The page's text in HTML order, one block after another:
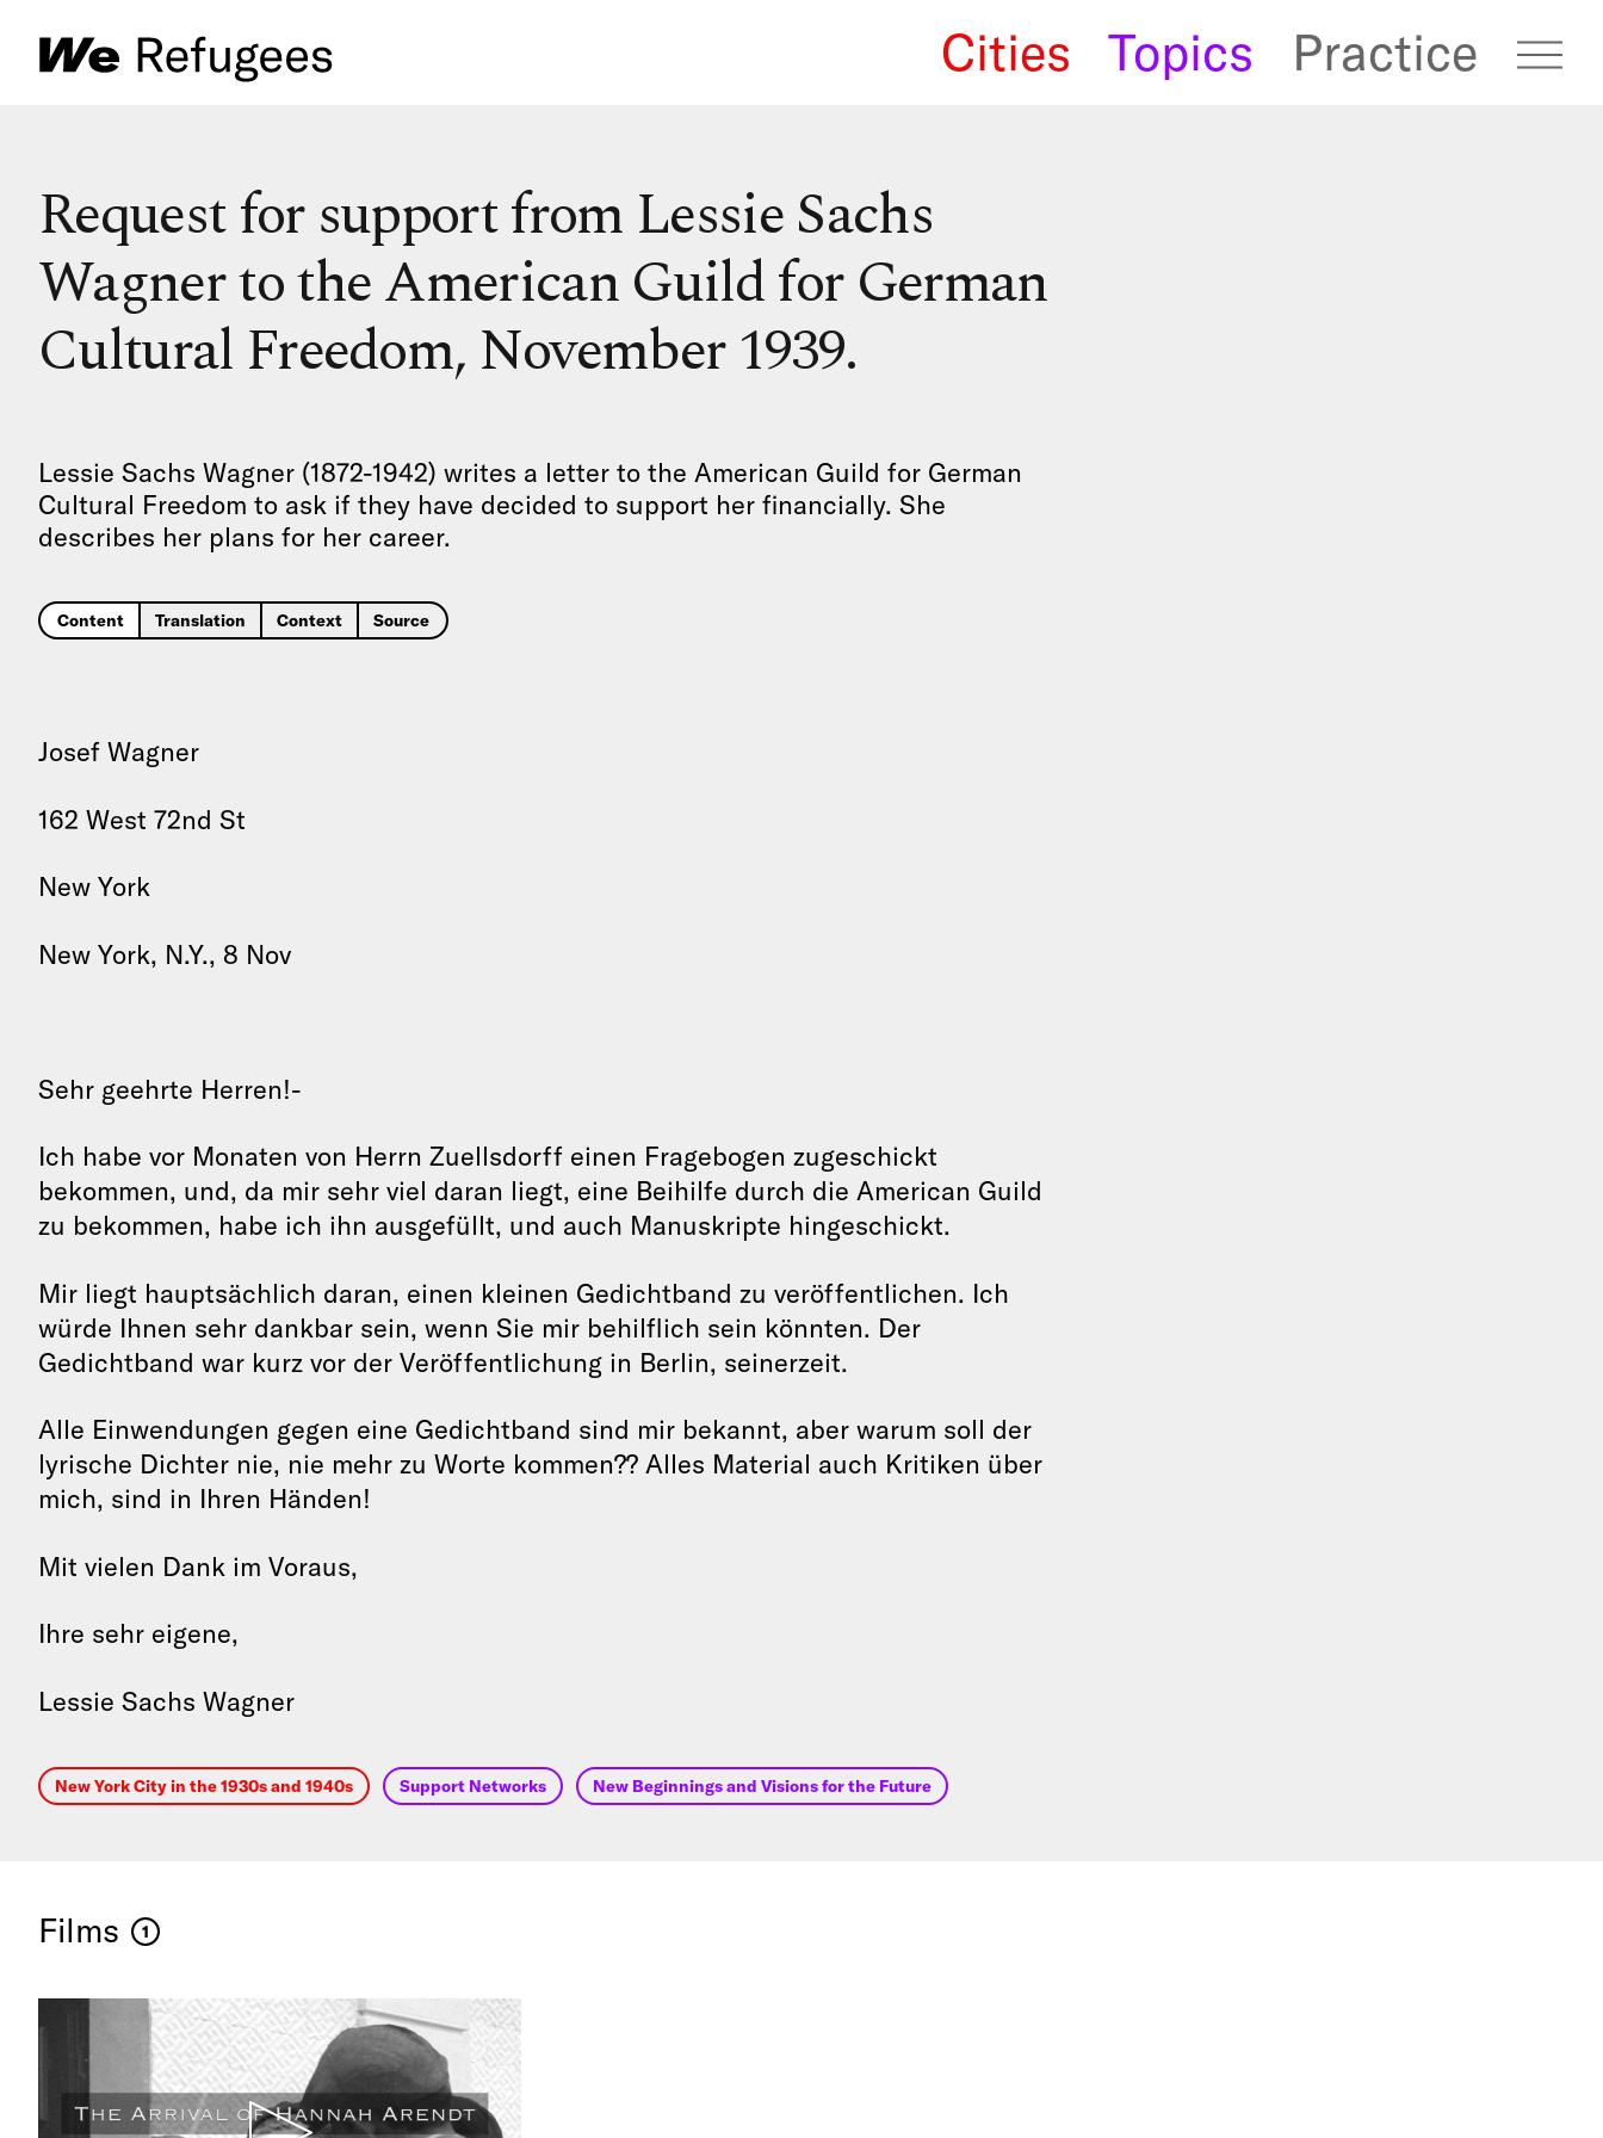
We Refugees Archive
Cities Topics Practice
Request for support from Lessie Sachs
Wagner to the American Guild for German
Cultural Freedom, November 1939.
Lessie Sachs Wagner (1872-1942) writes a letter to the American Guild for German
Cultural Freedom to ask if they have decided to support her financially. She
describes her plans for her career.
Content Translation Context Source
Josef Wagner
162 West 72nd St
New York
New York, N.Y., 8 Nov
Sehr geehrte Herren!-
Ich habe vor Monaten von Herrn Zuellsdorff einen Fragebogen zugeschickt
bekommen, und, da mir sehr viel daran liegt, eine Beihilfe durch die American Guild
zu bekommen, habe ich ihn ausgefüllt, und auch Manuskripte hingeschickt.
Mir liegt hauptsächlich daran, einen kleinen Gedichtband zu veröffentlichen. Ich
würde Ihnen sehr dankbar sein, wenn Sie mir behilflich sein könnten. Der
Gedichtband war kurz vor der Veröffentlichung in Berlin, seinerzeit.
Alle Einwendungen gegen eine Gedichtband sind mir bekannt, aber warum soll der
lyrische Dichter nie, nie mehr zu Worte kommen?? Alles Material auch Kritiken über
mich, sind in Ihren Händen!
Mit vielen Dank im Voraus,
Ihre sehr eigene,
Lessie Sachs Wagner
New York City in the 1930s and 1940s Support Networks New Beginnings and Visions for the Future
Films 1